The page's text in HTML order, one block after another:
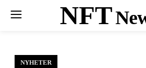
NFT
NYHETER